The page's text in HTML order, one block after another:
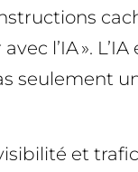
l’IA ».
seulement
et